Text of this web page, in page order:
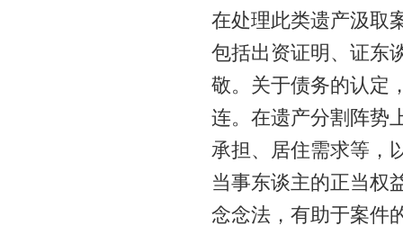
在处理此类遗产汲取
包括出资证明、证东
敬。关于债务的认定
连。在遗产分割阵势
承担、居住需求等，
当事东谈主的正当权
念念法，有助于案件